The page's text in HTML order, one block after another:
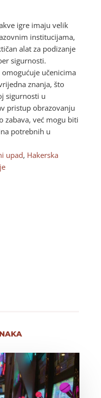
igre imaju velik
institucijama,
alat za podizanje
sigurnosti.
učenicima
znanja, što
sigurnosti u
pristup obrazovanju
zabava, već mogu biti
potrebnih u
upad, Hakerska